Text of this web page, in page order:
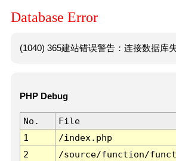
Database Error
(1040) 365建站错误警告：连接数据库
PHP Debug
No. File
1
/index.php
2
/source/function/